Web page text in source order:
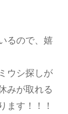
るので、嬉
ウシ探しが
みが取れる
ます！！！